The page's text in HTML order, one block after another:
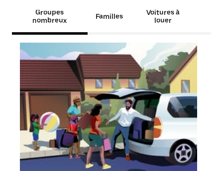
Groupes
nombreux
Familles
Voitures à
louer